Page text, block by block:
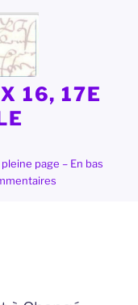
16, 17E
page – En bas